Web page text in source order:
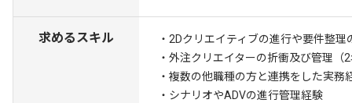
求めるスキル
・2Dクリエイティブの進行や要件整
・外注クリエイターの折衝及び管理（
・複数の他職種の方と連携をした実務
・シナリオやADVの進行管理経験